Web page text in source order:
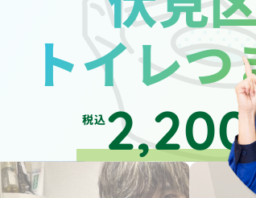
トイレ
税込2,200